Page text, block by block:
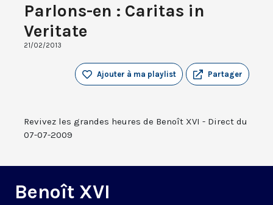
Parlons-en : Caritas in
Veritate
21/02/2013
Partager
Ajouter à ma playlist
Revivez les grandes heures de Benoît XVI - Direct du
07-07-2009
Benoît XVI